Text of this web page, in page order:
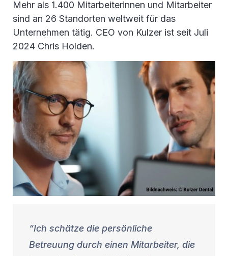
Mehr als 1.400 Mitarbeiterinnen und Mitarbeiter
sind an 26 Standorten weltweit für das
Unternehmen tätig. CEO von Kulzer ist seit Juli
2024 Chris Holden.
Ich schätze die persönliche
Betreuung durch einen Mitarbeiter, die